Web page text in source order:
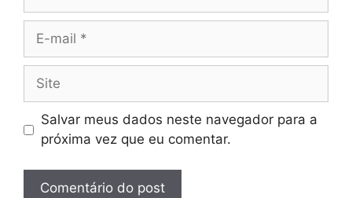
Site
Salvar meus dados neste navegador para a
próxima vez que eu comentar.